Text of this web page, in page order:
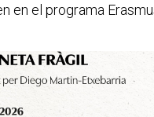
en el programa